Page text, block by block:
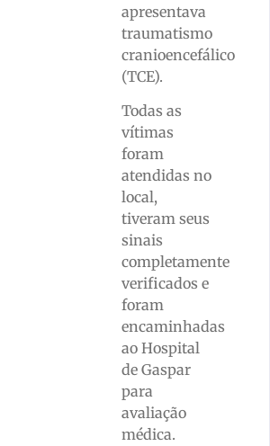
apresentava
traumatismo
cranioencefálico
(TCE).
Todas as
vítimas
foram
atendidas no
local,
tiveram seus
sinais
completamente
verificados e
foram
encaminhadas
ao Hospital
de Gaspar
para
avaliação
médica.